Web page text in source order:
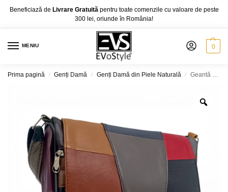
Beneficiază de Livrare Gratuită pentru toate comenzile cu valoare de peste
300 lei, oriunde în România!
MENIU 0
Prima pagină / Genți Damă / Genți Damă din Piele Naturală / Geantă Damă Unicat Lucia R45-L3, Piele Naturală, Multicolor